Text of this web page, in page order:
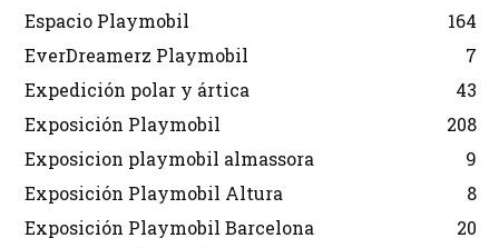
Espacio Playmobil
164
EverDreamerz Playmobil
7
Expedición polar y ártica
43
Exposición Playmobil
208
Exposicion playmobil almassora
9
Exposición Playmobil Altura
8
Exposición Playmobil Barcelona
20